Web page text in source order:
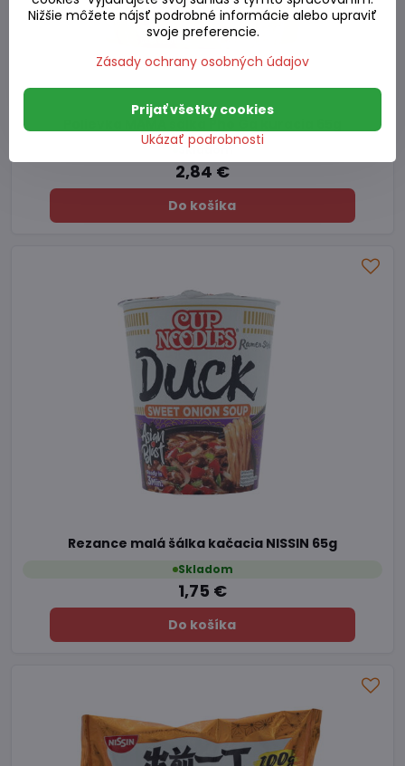
Polievka MAMA šálka Pho Ga kuracia 65g
Skladom
2,84 €
Do košíka
Rezance malá šálka kačacia NISSIN 65g
Skladom
1,75 €
Do košíka
Nižšie môžete nájsť podrobné informácie alebo upraviť
svoje preferencie.
Zásady ochrany osobných údajov
Ukázať podrobnosti
Prijať všetky cookies